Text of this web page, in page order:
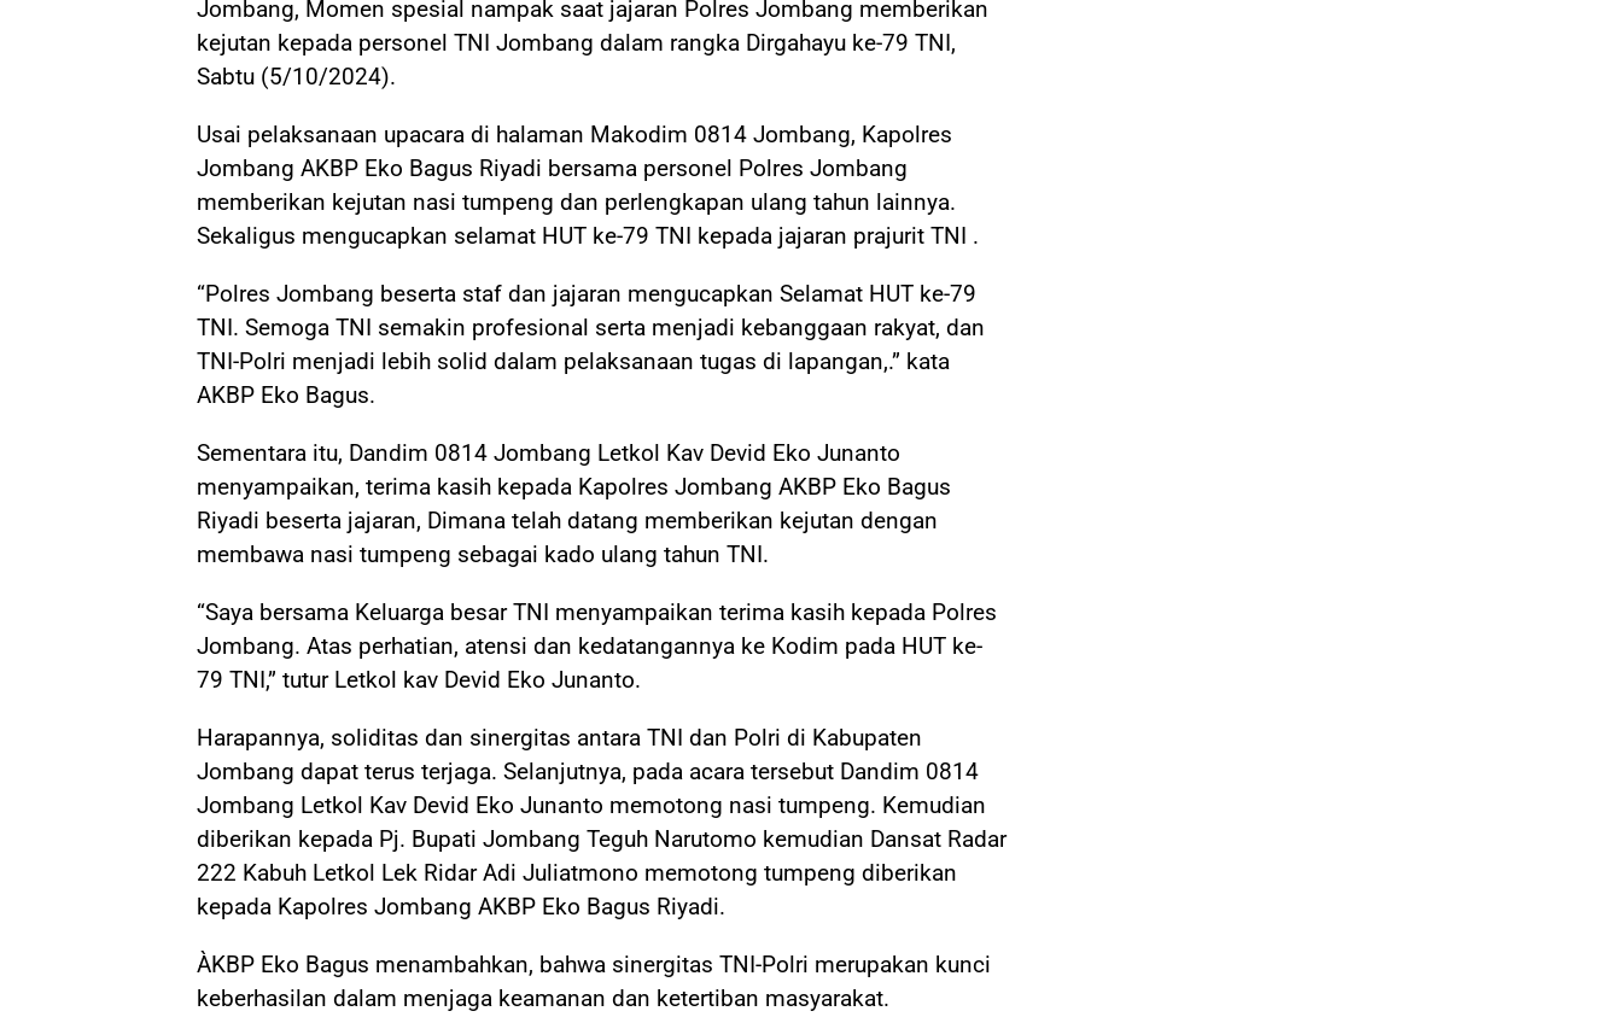
Jombang, Momen spesial nampak saat jajaran Polres Jombang memberikan
kejutan kepada personel TNI Jombang dalam rangka Dirgahayu ke-79 TNI,
Sabtu (5/10/2024).
Usai pelaksanaan upacara di halaman Makodim 0814 Jombang, Kapolres
Jombang AKBP Eko Bagus Riyadi bersama personel Polres Jombang
memberikan kejutan nasi tumpeng dan perlengkapan ulang tahun lainnya.
Sekaligus mengucapkan selamat HUT ke-79 TNI kepada jajaran prajurit TNI .
“Polres Jombang beserta staf dan jajaran mengucapkan Selamat HUT ke-79
TNI. Semoga TNI semakin profesional serta menjadi kebanggaan rakyat, dan
TNI-Polri menjadi lebih solid dalam pelaksanaan tugas di lapangan,.” kata
AKBP Eko Bagus.
Sementara itu, Dandim 0814 Jombang Letkol Kav Devid Eko Junanto
menyampaikan, terima kasih kepada Kapolres Jombang AKBP Eko Bagus
Riyadi beserta jajaran, Dimana telah datang memberikan kejutan dengan
membawa nasi tumpeng sebagai kado ulang tahun TNI.
“Saya bersama Keluarga besar TNI menyampaikan terima kasih kepada Polres
Jombang. Atas perhatian, atensi dan kedatangannya ke Kodim pada HUT ke-
79 TNI,” tutur Letkol kav Devid Eko Junanto.
Harapannya, soliditas dan sinergitas antara TNI dan Polri di Kabupaten
Jombang dapat terus terjaga. Selanjutnya, pada acara tersebut Dandim 0814
Jombang Letkol Kav Devid Eko Junanto memotong nasi tumpeng. Kemudian
diberikan kepada Pj. Bupati Jombang Teguh Narutomo kemudian Dansat Radar
222 Kabuh Letkol Lek Ridar Adi Juliatmono memotong tumpeng diberikan
kepada Kapolres Jombang AKBP Eko Bagus Riyadi.
ÀKBP Eko Bagus menambahkan, bahwa sinergitas TNI-Polri merupakan kunci
keberhasilan dalam menjaga keamanan dan ketertiban masyarakat.